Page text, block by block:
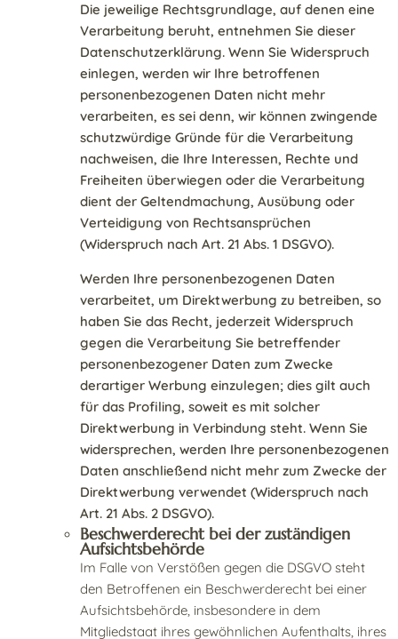
Die jeweilige Rechtsgrundlage, auf denen eine
Verarbeitung beruht, entnehmen Sie dieser
Datenschutzerklärung. Wenn Sie Widerspruch
einlegen, werden wir Ihre betroffenen
personenbezogenen Daten nicht mehr
verarbeiten, es sei denn, wir können zwingende
schutzwürdige Gründe für die Verarbeitung
nachweisen, die Ihre Interessen, Rechte und
Freiheiten überwiegen oder die Verarbeitung
dient der Geltendmachung, Ausübung oder
Verteidigung von Rechtsansprüchen
(Widerspruch nach Art. 21 Abs. 1 DSGVO).
Werden Ihre personenbezogenen Daten
verarbeitet, um Direktwerbung zu betreiben, so
haben Sie das Recht, jederzeit Widerspruch
gegen die Verarbeitung Sie betreffender
personenbezogener Daten zum Zwecke
derartiger Werbung einzulegen; dies gilt auch
für das Profiling, soweit es mit solcher
Direktwerbung in Verbindung steht. Wenn Sie
widersprechen, werden Ihre personenbezogenen
Daten anschließend nicht mehr zum Zwecke der
Direktwerbung verwendet (Widerspruch nach
Art. 21 Abs. 2 DSGVO).
Beschwerderecht bei der zuständigen
Aufsichtsbehörde
Im Falle von Verstößen gegen die DSGVO steht
den Betroffenen ein Beschwerderecht bei einer
Aufsichtsbehörde, insbesondere in dem
Mitgliedstaat ihres gewöhnlichen Aufenthalts, ihres